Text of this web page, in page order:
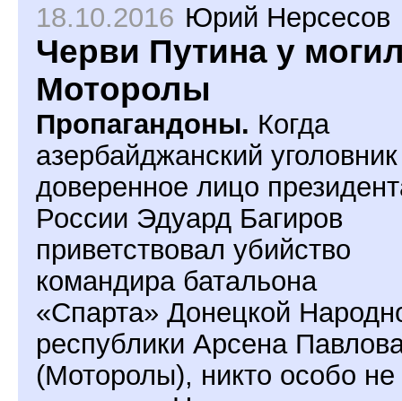
18.10.2016 Юрий Нерсесов
Черви Путина у
Моторолы
Пропагандоны. Когда
азербайджанский
доверенное лицо
России Эдуард Багиров
приветствовал убийство
командира батальона
«Спарта» Донецкой
республики Арсена
(Моторолы), никто особо не